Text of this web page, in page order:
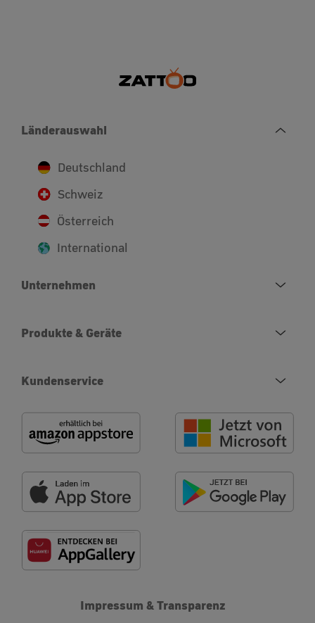
Länderauswahl
Deutschland
Schweiz
Österreich
International
Unternehmen
Produkte & Geräte
Kundenservice
Impressum & Transparenz